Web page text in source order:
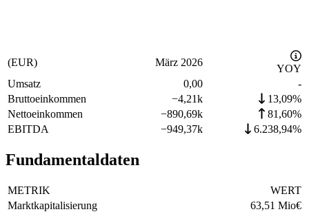
(EUR) März 2026
YOY
Umsatz
0,00
-
Bruttoeinkommen
−4,21k
13,09%
Nettoeinkommen
−890,69k
81,60%
EBITDA
−949,37k 6.238,94%
Fundamentaldaten
METRIK
WERT
Marktkapitalisierung
63,51 Mio€